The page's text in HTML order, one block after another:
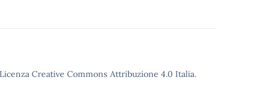
Creative Commons Attribuzione 4.0 Italia.